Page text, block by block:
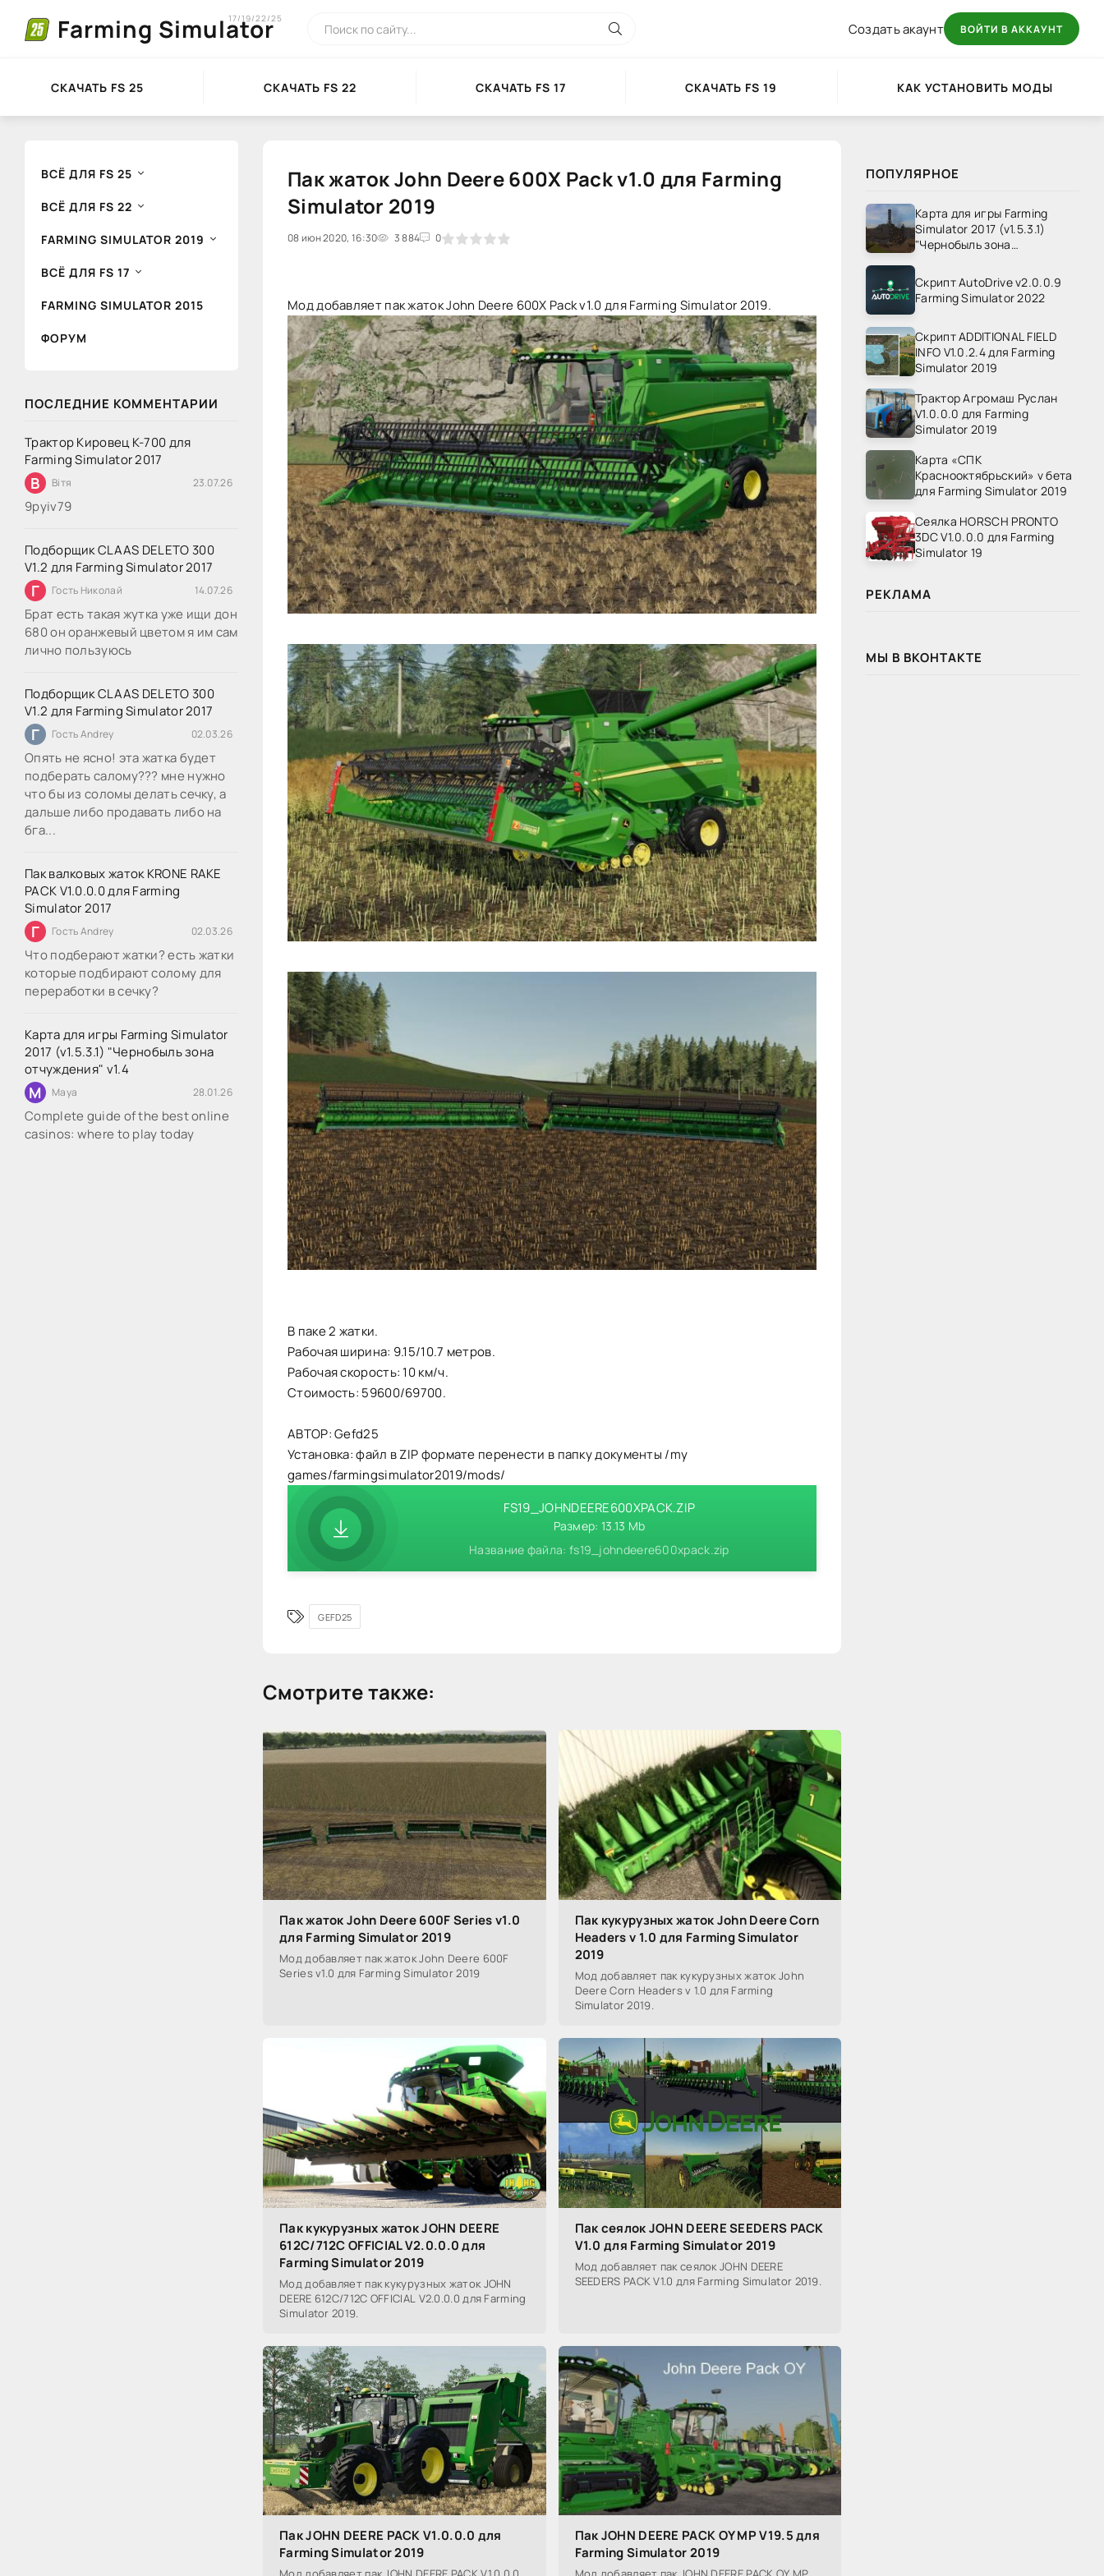
Farming Simulator
17/19/22/25
Создать акаунт ВОЙТИ В АККАУНТ
СКАЧАТЬ FS 25 СКАЧАТЬ FS 22 СКАЧАТЬ FS 17 СКАЧАТЬ FS 19 КАК УСТАНОВИТЬ МОДЫ
ВСЁ ДЛЯ FS 25
ВСЁ ДЛЯ FS 22
FARMING SIMULATOR 2019
ВСЁ ДЛЯ FS 17
FARMING SIMULATOR 2015
ФОРУМ
ПОСЛЕДНИЕ КОММЕНТАРИИ
Трактор Кировец К-700 для
Farming Simulator 2017
В Вітя 23.07.26
9руіv79
Подборщик CLAAS DELETO 300
V1.2 для Farming Simulator 2017
Г Гость Николай 14.07.26
Брат есть такая жутка уже ищи дон
680 он оранжевый цветом я им сам
лично пользуюсь
Подборщик CLAAS DELETO 300
V1.2 для Farming Simulator 2017
Г Гость Andrey 02.03.26
Опять не ясно! эта жатка будет
подберать салому??? мне нужно
что бы из соломы делать сечку, а
дальше либо продавать либо на
бга...
Пак валковых жаток KRONE RAKE
PACK V1.0.0.0 для Farming
Simulator 2017
Г Гость Andrey 02.03.26
Что подберают жатки? есть жатки
которые подбирают солому для
переработки в сечку?
Карта для игры Farming Simulator
2017 (v1.5.3.1) "Чернобыль зона
отчуждения" v1.4
M Maya 28.01.26
Complete guide of the best online
casinos: where to play today
Пак жаток John Deere 600X Pack v1.0 для Farming
Simulator 2019
08 июн 2020, 16:30 3 884 0
1 2 3 4 5
Мод добавляет пак жаток John Deere 600X Pack v1.0 для Farming Simulator 2019.
В паке 2 жатки.
Рабочая ширина: 9.15/10.7 метров.
Рабочая скорость: 10 км/ч.
Стоимость: 59600/69700.
АВТОР: Gefd25
Установка: файл в ZIP формате перенести в папку документы /my
games/farmingsimulator2019/mods/
FS19_JOHNDEERE600XPACK.ZIP
Размер: 13.13 Mb
Название файла: fs19_johndeere600xpack.zip
GEFD25
Смотрите также:
Пак жаток John Deere 600F Series v1.0
для Farming Simulator 2019
Мод добавляет пак жаток John Deere 600F
Series v1.0 для Farming Simulator 2019
Пак кукурузных жаток John Deere Corn
Headers v 1.0 для Farming Simulator
2019
Мод добавляет пак кукурузных жаток John
Deere Corn Headers v 1.0 для Farming
Simulator 2019.
Пак кукурузных жаток JOHN DEERE
612C/712C OFFICIAL V2.0.0.0 для
Farming Simulator 2019
Мод добавляет пак кукурузных жаток JOHN
DEERE 612C/712C OFFICIAL V2.0.0.0 для Farming
Simulator 2019.
Пак сеялок JOHN DEERE SEEDERS PACK
V1.0 для Farming Simulator 2019
Мод добавляет пак сеялок JOHN DEERE
SEEDERS PACK V1.0 для Farming Simulator 2019.
Пак JOHN DEERE PACK V1.0.0.0 для
Farming Simulator 2019
Пак JOHN DEERE PACK OY MP V19.5 для
Farming Simulator 2019
ПОПУЛЯРНОЕ
Карта для игры Farming
Simulator 2017 (v1.5.3.1)
"Чернобыль зона
Скрипт AutoDrive v2.0.0.9
Farming Simulator 2022
Скрипт ADDITIONAL FIELD
INFO V1.0.2.4 для Farming
Simulator 2019
Трактор Агромаш Руслан
V1.0.0.0 для Farming
Simulator 2019
Карта «СПК
Краснооктябрьский» v бета
для Farming Simulator 2019
Сеялка HORSCH PRONTO
3DC V1.0.0.0 для Farming
Simulator 19
РЕКЛАМА
МЫ В ВКОНТАКТЕ